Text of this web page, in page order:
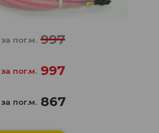
за пог.м. 997
за пог.м. 997
за пог.м. 867